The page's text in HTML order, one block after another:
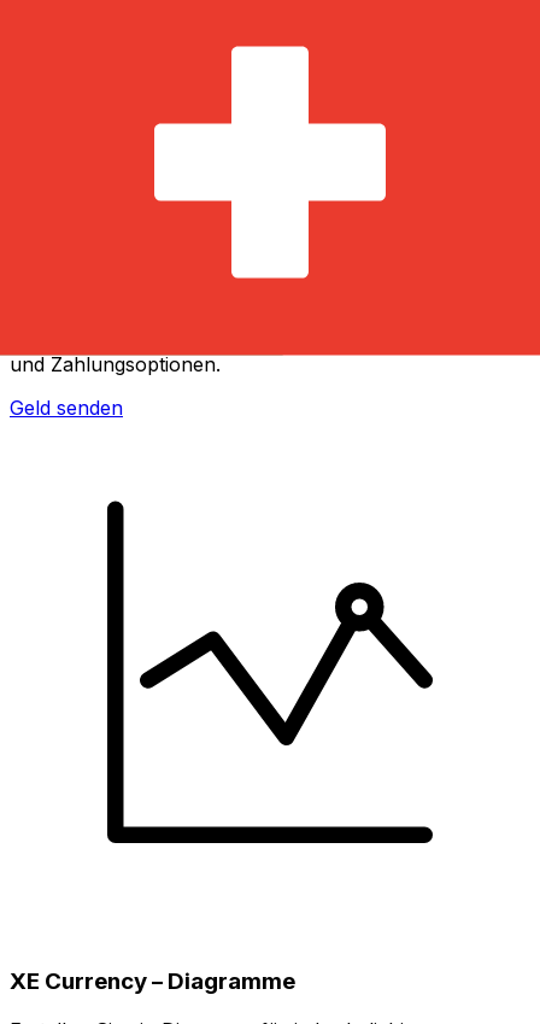
XE Internationaler Geldtransfer
und Zahlungsoptionen.
Geld senden
XE Currency – Diagramme